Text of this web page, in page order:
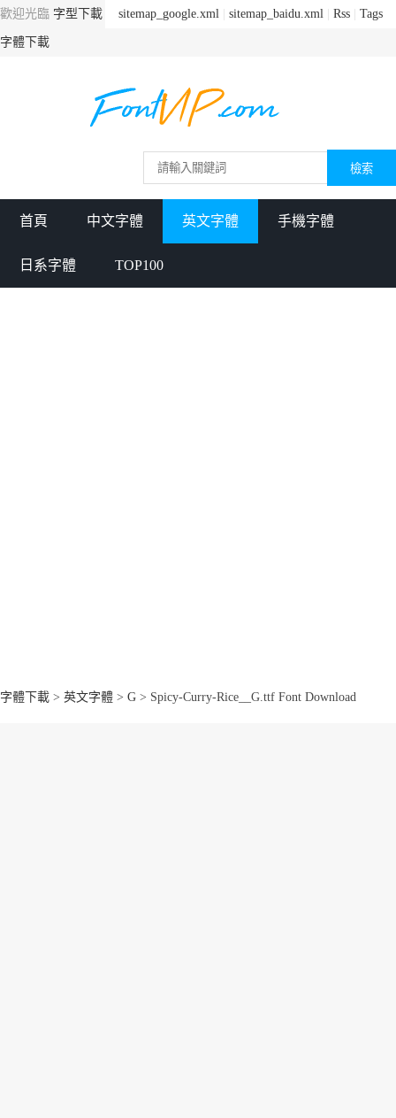
sitemap_google.xml sitemap_baidu.xml Rss Tags
歡迎光臨 字型下載
字體下載
首頁 中文字體 英文字體 手機字體
日系字體 TOP100
字體下載 > 英文字體 > G > Spicy-Curry-Rice__G.ttf Font Download